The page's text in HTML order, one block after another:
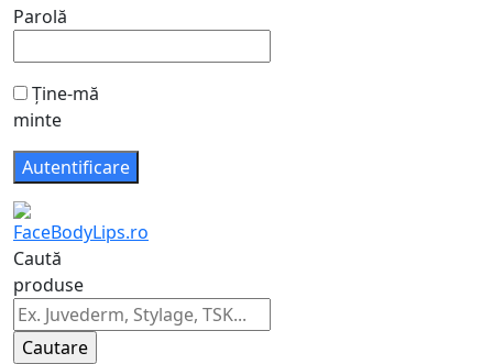
Parolă
Ține-mă
minte
Caută
produse